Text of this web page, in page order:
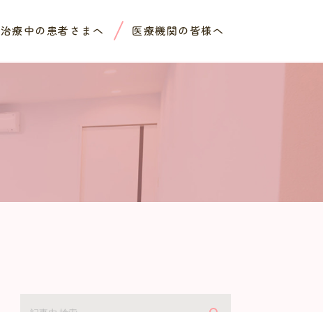
治療中の患者さまへ 医療機関の皆様へ